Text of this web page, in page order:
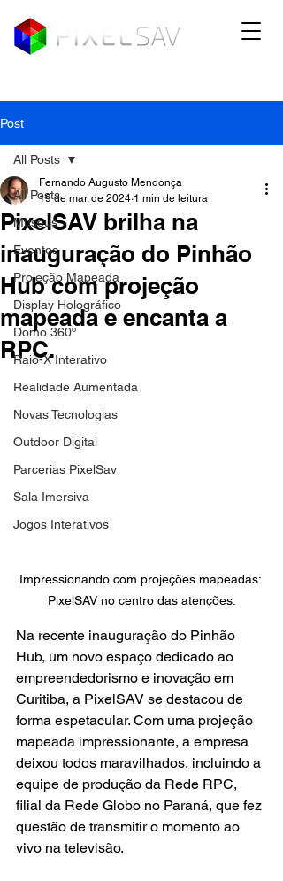
Post
All Posts
Museus
Eventos
Projeção Mapeada
Display Holográfico
Domo 360º
Raio-X Interativo
Realidade Aumentada
Novas Tecnologias
Outdoor Digital
Parcerias PixelSav
Sala Imersiva
Jogos Interativos
All Posts
PixelSAV brilha na
inauguração do Pinhão
Hub com projeção
mapeada e encanta a
RPC.
Fernando Augusto Mendonça
19 de mar. de 2024 1 min de leitura
Impressionando com projeções mapeadas:
PixelSAV no centro das atenções.
Na recente inauguração do Pinhão
Hub, um novo espaço dedicado ao
empreendedorismo e inovação em
Curitiba, a PixelSAV se destacou de
forma espetacular. Com uma projeção
mapeada impressionante, a empresa
deixou todos maravilhados, incluindo a
equipe de produção da Rede RPC,
filial da Rede Globo no Paraná, que fez
questão de transmitir o momento ao
vivo na televisão.